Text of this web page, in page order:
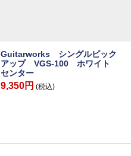
Guitarworks シングルピック
アップ VGS-100 ホワイト
センター
9,350円 (税込)